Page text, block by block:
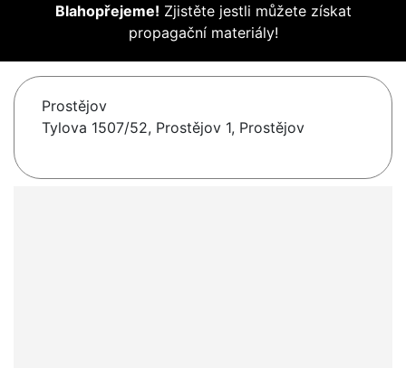
Blahopřejeme! Zjistěte jestli můžete získat
propagační materiály!
Prostějov
Tylova 1507/52, Prostějov 1, Prostějov